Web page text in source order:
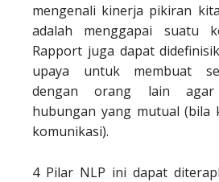
mengenali kinerja pikiran
adalah menggapai suatu
Rapport juga dapat
upaya untuk membuat
dengan orang lain
hubungan yang mutual (bila
komunikasi).
4 Pilar NLP ini dapat